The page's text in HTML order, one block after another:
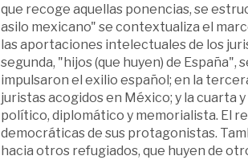
que recoge aquellas ponencias, se
asilo mexicano" se contextualiza el
las aportaciones intelectuales de los
segunda, "hijos (que huyen) de
impulsaron el exilio español; en la
juristas acogidos en México; y la cuarta
político, diplomático y memorialista. El
democráticas de sus protagonistas.
hacia otros refugiados, que huyen de